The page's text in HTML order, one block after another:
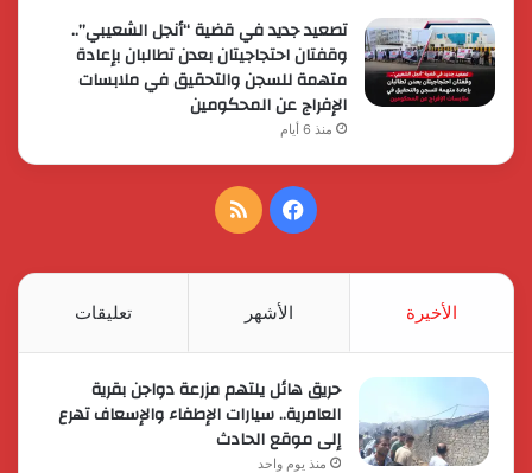
تصعيد جديد في قضية “أنجل الشعيبي”..
وقفتان احتجاجيتان بعدن تطالبان بإعادة
متهمة للسجن والتحقيق في ملابسات
الإفراج عن المحكومين
منذ 6 أيام
فيسبوكملخص
الأخيرة الأشهر تعليقات
حريق هائل يلتهم مزرعة دواجن بقرية
العامرية.. سيارات الإطفاء والإسعاف تهرع
إلى موقع الحادث
منذ يوم واحد